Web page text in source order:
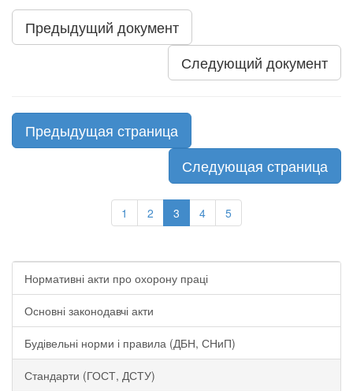
Предыдущий документ
Следующий документ
Предыдущая страница
Следующая страница
1 2 3 4 5
Нормативні акти про охорону праці
Основні законодавчі акти
Будівельні норми і правила (ДБН, СНиП)
Стандарти (ГОСТ, ДСТУ)